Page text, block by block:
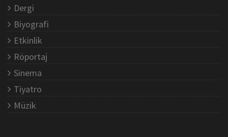
Dergi
Biyografi
Etkinlik
Röportaj
Sinema
Tiyatro
Müzik